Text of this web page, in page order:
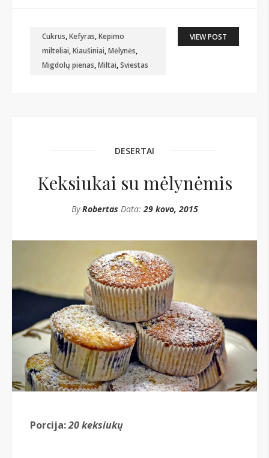
Cukrus,Kefyras,Kepimo
milteliai,Kiaušiniai,Mėlynės,
Migdolų pienas,Miltai,Sviestas
VIEW POST
DESERTAI
Keksiukai su mėlynėmis
ByRobertas Data:29 kovo, 2015
Porcija:20 keksiukų